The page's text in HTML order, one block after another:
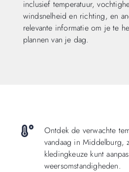
inclusief temperatuur,
windsnelheid en richting, en
relevante informatie om je te
plannen van je dag.
Ontdek de verwachte
vandaag in Middelburg,
kledingkeuze kunt
weersomstandigheden.